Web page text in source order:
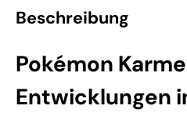
Beschreibung
Pokémon
Entwicklungen